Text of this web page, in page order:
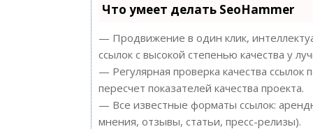
Что умеет делать SeoHammer
— Продвижение в один клик,
ссылок с высокой степенью качества у
— Регулярная проверка качества
пересчет показателей качества проекта.
— Все известные форматы ссылок:
мнения, отзывы, статьи, пресс-релизы).